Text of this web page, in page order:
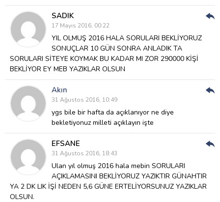
SADIK
17 Mayıs 2016, 00:22
YIL OLMUŞ 2016 HALA SORULARI BEKLİYORUZ
SONUÇLAR 10 GÜN SONRA ANLADIK TA
SORULARI SİTEYE KOYMAK BU KADAR MI ZOR 290000 KİŞİ
BEKLİYOR EY MEB YAZIKLAR OLSUN
Akın
31 Ağustos 2016, 10:49
ygs bile bir hafta da açıklanıyor ne diye
bekletiyonuz milleti açıklayın işte
EFSANE
31 Ağustos 2016, 18:43
Ulan yıl olmuş 2016 hala mebin SORULARI
AÇIKLAMASINI BEKLİYORUZ YAZIKTIR GÜNAHTIR
YA 2 DK LIK İŞİ NEDEN 5,6 GÜNE ERTELİYORSUNUZ YAZIKLAR
OLSUN.